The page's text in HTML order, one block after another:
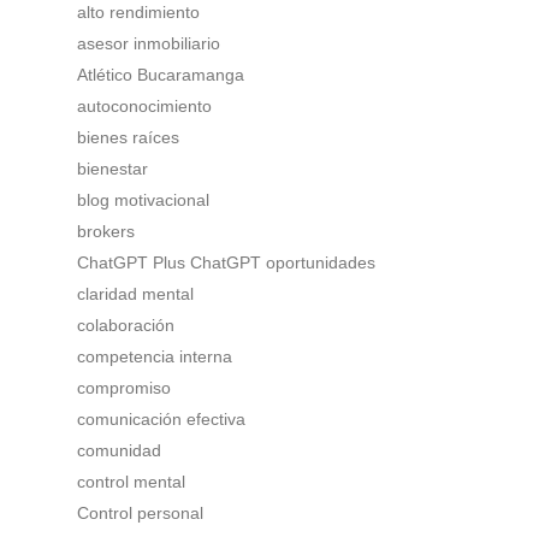
alto rendimiento
asesor inmobiliario
Atlético Bucaramanga
autoconocimiento
bienes raíces
bienestar
blog motivacional
brokers
ChatGPT Plus ChatGPT oportunidades
claridad mental
colaboración
competencia interna
compromiso
comunicación efectiva
comunidad
control mental
Control personal